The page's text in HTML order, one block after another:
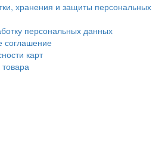
хранения и защиты персональных
персональных данных
соглашение
карт